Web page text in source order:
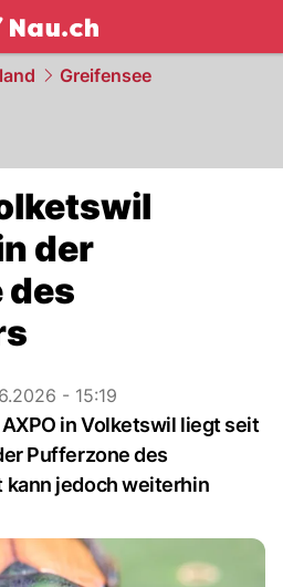
NAU.ch
Greifensee
der
des
- 15:19
in Volketswil liegt seit
Pufferzone des
kann jedoch weiterhin